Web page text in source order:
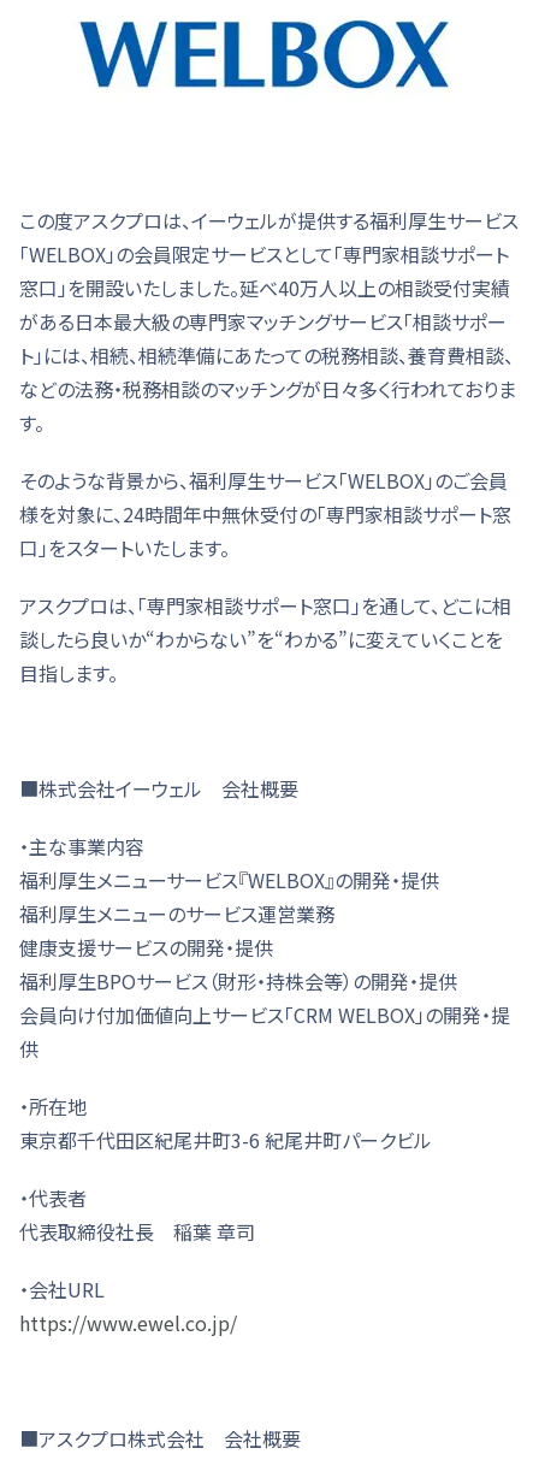
この度アスクプロは、イーウェルが提供する福利厚生サービス
「WELBOX」の会員限定サービスとして「専門家相談サポート
窓口」を開設いたしました。延べ40万人以上の相談受付実績
がある日本最大級の専門家マッチングサービス「相談サポー
ト」には、相続、相続準備にあたっての税務相談、養育費相談、
などの法務・税務相談のマッチングが日々多く行われておりま
す。
そのような背景から、福利厚生サービス「WELBOX」のご会員
様を対象に、24時間年中無休受付の「専門家相談サポート窓
口」をスタートいたします。
アスクプロは、「専門家相談サポート窓口」を通して、どこに相
談したら良いか“わからない”を“わかる”に変えていくことを
目指します。
■株式会社イーウェル 会社概要
・主な事業内容
福利厚生メニューサービス『WELBOX』の開発・提供
福利厚生メニューのサービス運営業務
健康支援サービスの開発・提供
福利厚生BPOサービス（財形・持株会等）の開発・提供
会員向け付加価値向上サービス「CRM WELBOX」の開発・提
供
・所在地
東京都千代田区紀尾井町3-6 紀尾井町パークビル
・代表者
代表取締役社長 稲葉 章司
・会社URL
https://www.ewel.co.jp/
■アスクプロ株式会社 会社概要